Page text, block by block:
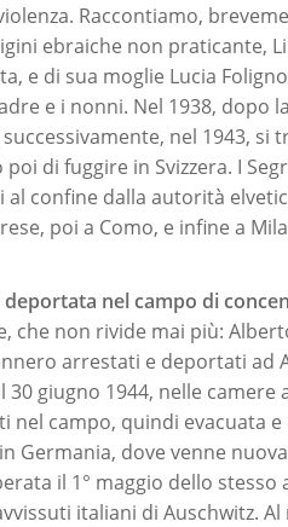
Raccontiamo,
ebraiche non praticante,
e di sua moglie Lucia
e i nonni. Nel 1938, dopo la
nel 1943, si
poi di fuggire in Svizzera. I
confine dalla autorità
poi a Como, e infine a
deportata nel campo di
che non rivide mai più:
arrestati e deportati ad
giugno 1944, nelle camere
nel campo, quindi evacuata
Germania, dove venne
il 1° maggio dello stesso
italiani di Auschwitz.